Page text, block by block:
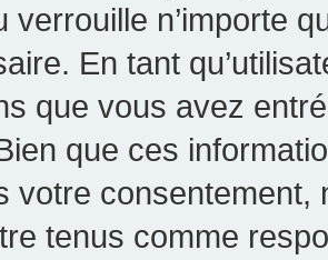
verrouille n’importe
En tant
que vous avez
que ces
votre consentement,
tenus comme